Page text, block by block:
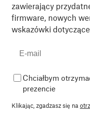
zawierający
firmware, nowych
wskazówki
Chciałbym
prezencie
Klikając, zgadzasz się na